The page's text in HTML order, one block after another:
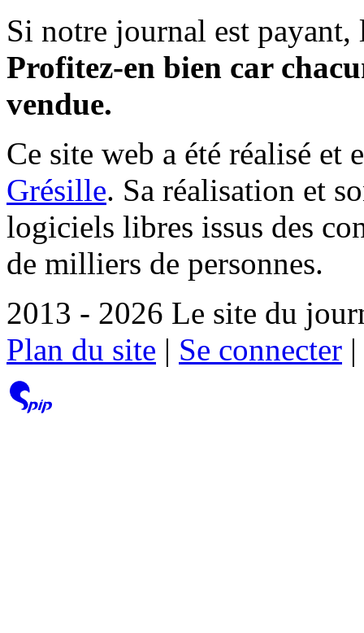
Si notre journal est payant,
Profitez-en bien car
vendue.
Ce site web a été réalisé et
Grésille. Sa réalisation et
logiciels libres issus des
de milliers de personnes.
2013 - 2026 Le site du
Plan du site | Se connecter |